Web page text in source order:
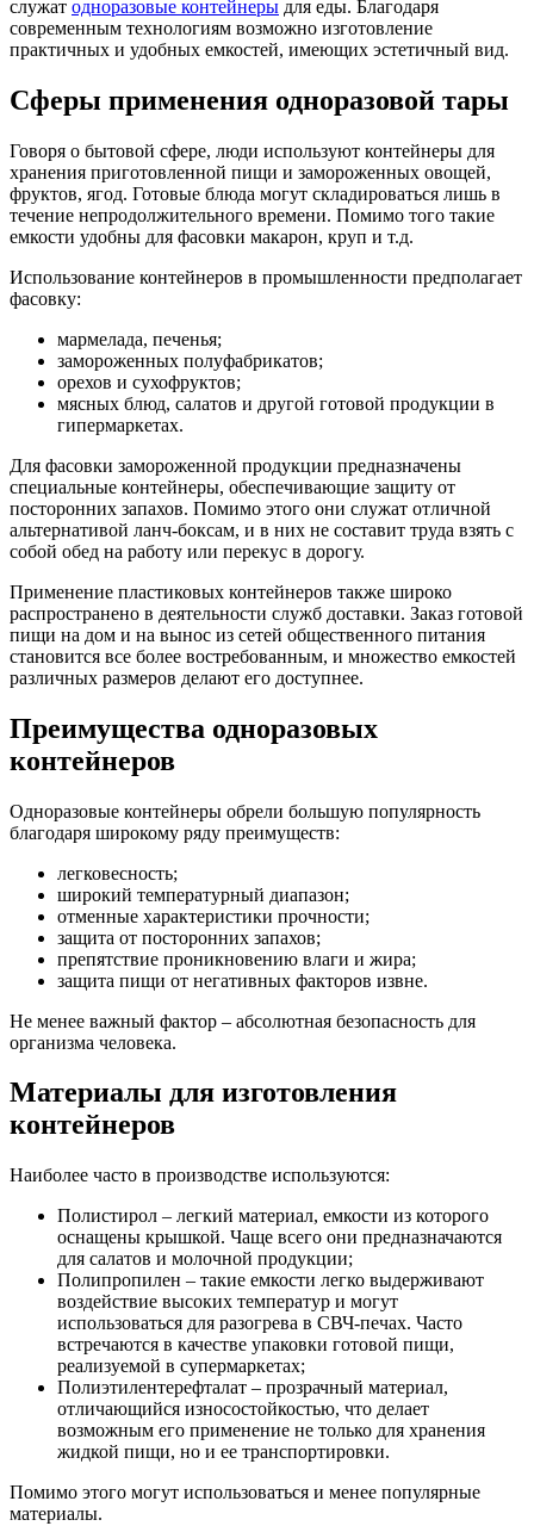
служат одноразовые контейнеры для еды. Благодаря
современным технологиям возможно изготовление
практичных и удобных емкостей, имеющих эстетичный вид.
Сферы применения одноразовой тары
Говоря о бытовой сфере, люди используют контейнеры для
хранения приготовленной пищи и замороженных овощей,
фруктов, ягод. Готовые блюда могут складироваться лишь в
течение непродолжительного времени. Помимо того такие
емкости удобны для фасовки макарон, круп и т.д.
Использование контейнеров в промышленности предполагает
фасовку:
мармелада, печенья;
замороженных полуфабрикатов;
орехов и сухофруктов;
мясных блюд, салатов и другой готовой продукции в
гипермаркетах.
Для фасовки замороженной продукции предназначены
специальные контейнеры, обеспечивающие защиту от
посторонних запахов. Помимо этого они служат отличной
альтернативой ланч-боксам, и в них не составит труда взять с
собой обед на работу или перекус в дорогу.
Применение пластиковых контейнеров также широко
распространено в деятельности служб доставки. Заказ готовой
пищи на дом и на вынос из сетей общественного питания
становится все более востребованным, и множество емкостей
различных размеров делают его доступнее.
Преимущества одноразовых
контейнеров
Одноразовые контейнеры обрели большую популярность
благодаря широкому ряду преимуществ:
легковесность;
широкий температурный диапазон;
отменные характеристики прочности;
защита от посторонних запахов;
препятствие проникновению влаги и жира;
защита пищи от негативных факторов извне.
Не менее важный фактор – абсолютная безопасность для
организма человека.
Материалы для изготовления
контейнеров
Наиболее часто в производстве используются:
Полистирол – легкий материал, емкости из которого
оснащены крышкой. Чаще всего они предназначаются
для салатов и молочной продукции;
Полипропилен – такие емкости легко выдерживают
воздействие высоких температур и могут
использоваться для разогрева в СВЧ-печах. Часто
встречаются в качестве упаковки готовой пищи,
реализуемой в супермаркетах;
Полиэтилентерефталат – прозрачный материал,
отличающийся износостойкостью, что делает
возможным его применение не только для хранения
жидкой пищи, но и ее транспортировки.
Помимо этого могут использоваться и менее популярные
материалы.